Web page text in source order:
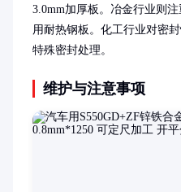
3.0mm加厚板。冶金行业则
用耐热钢板。化工行业对密
特殊密封处理。
维护与注意事项